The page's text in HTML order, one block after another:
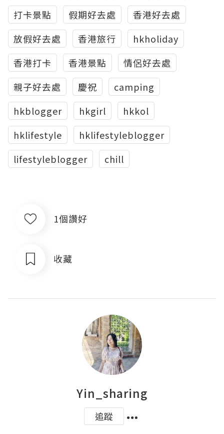
打卡景點
假期好去處
香港好去處
放假好去處
香港旅行
hkholiday
香港打卡
香港景點
情侶好去處
親子好去處
慶祝
camping
hkblogger
hkgirl
hkkol
hklifestyle
hklifestyleblogger
lifestyleblogger
chill
1個讚好
收藏
Yin_sharing
追蹤